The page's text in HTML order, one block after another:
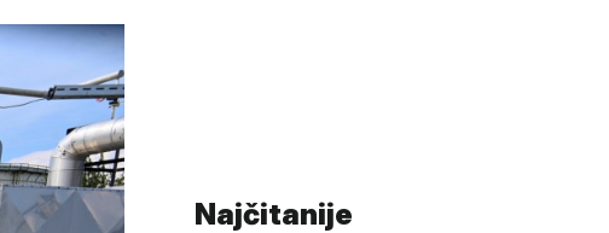
Najčitanije